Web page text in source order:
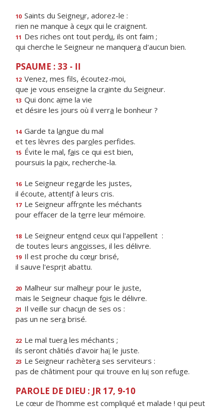
10 Saints du Seigneur, adorez-le :
rien ne manque à ceux qui le craignent.
11 Des riches ont tout perdu, ils ont faim ;
qui cherche le Seigneur ne manquera d'aucun bien.
PSAUME : 33 - II
12 Venez, mes fls, écoutez-moi,
que je vous enseigne la crainte du Seigneur.
13 Qui donc aime la vie
et désire les jours où il verra le bonheur ?
14 Garde ta langue du mal
et tes lèvres des paroles perfides.
15 Évite le mal, fais ce qui est bien,
poursuis la paix, recherche-la.
16 Le Seigneur regarde les justes,
il écoute, attentif à leurs cris.
17 Le Seigneur affronte les méchants
pour effacer de la terre leur mémoire.
18 Le Seigneur entend ceux qui l'appellent :
de toutes leurs angoisses, il les délivre.
19 Il est proche du cœur brisé,
il sauve l'esprit abattu.
20 Malheur sur malheur pour le juste,
mais le Seigneur chaque fois le délivre.
21 Il veille sur chacun de ses os :
pas un ne sera brisé.
22 Le mal tuera les méchants ;
ils seront châtiés d'avoir haï le juste.
23 Le Seigneur rachètera ses serviteurs :
pas de châtiment pour qui trouve en lui son refuge.
PAROLE DE DIEU : JR 17, 9-10
Le cœur de l’homme est compliqué et malade ! qui peut